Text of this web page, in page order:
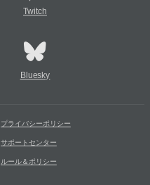
Twitch
Bluesky
プライバシーポリシー
サポートセンター
ルール＆ポリシー